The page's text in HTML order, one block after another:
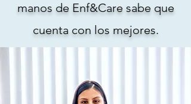
manos de Enf&Care sabe que
cuenta con los mejores.